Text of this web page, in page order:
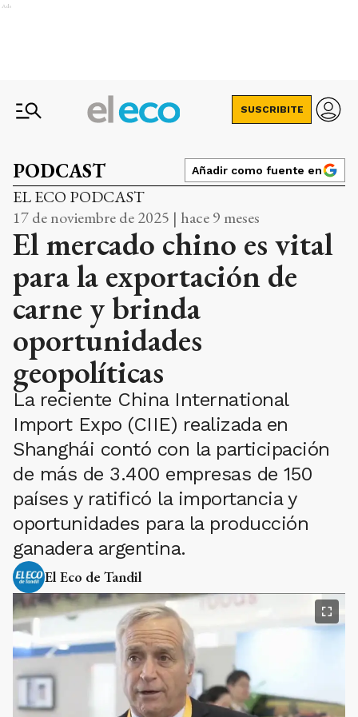
Ads
SUSCRIBITE
PODCAST Añadir como fuente en
EL ECO PODCAST
17 de noviembre de 2025 | hace 9 meses
El mercado chino es vital
para la exportación de
carne y brinda
oportunidades
geopolíticas
La reciente China International
Import Expo (CIIE) realizada en
Shanghái contó con la participación
de más de 3.400 empresas de 150
países y ratificó la importancia y
oportunidades para la producción
ganadera argentina.
El Eco de Tandil